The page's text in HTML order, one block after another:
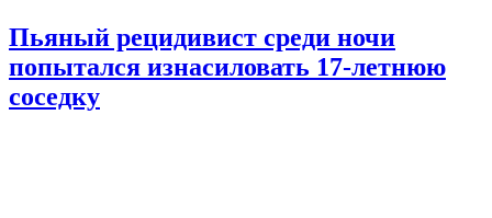
Пьяный рецидивист среди ночи
попытался изнасиловать 17-летнюю
соседку